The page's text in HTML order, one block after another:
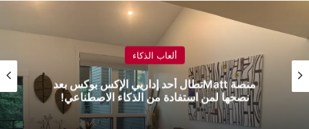
ألعاب الذكاء
منصة Mattتطال أحد إداريي الإكس بوكس بعد
نصحها لمن استفادة من الذكاء الاصطناعي!